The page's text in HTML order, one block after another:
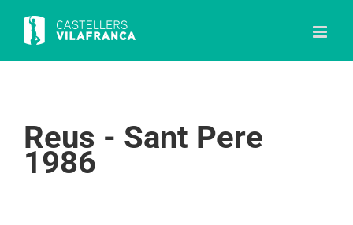
content
Reus - Sant Pere
1986